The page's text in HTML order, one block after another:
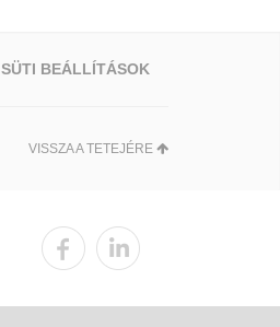
SÜTI BEÁLLÍTÁSOK
VISSZA A TETEJÉRE